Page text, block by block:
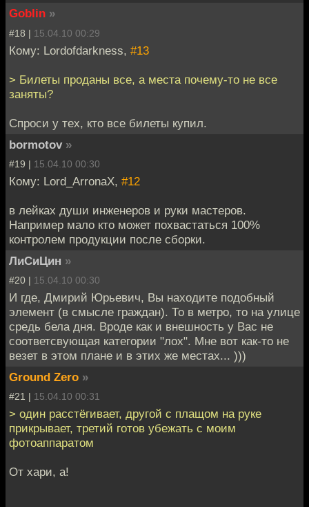
Goblin »
#18 | 15.04.10 00:29
Кому: Lordofdarkness, #13
> Билеты проданы все, а места почему-то не все
заняты?
Спроси у тех, кто все билеты купил.
bormotov »
#19 | 15.04.10 00:30
Кому: Lord_ArronaX, #12
в лейках души инженеров и руки мастеров.
Например мало кто может похвастаться 100%
контролем продукции после сборки.
ЛиСиЦин »
#20 | 15.04.10 00:30
И где, Дмирий Юрьевич, Вы находите подобный
элемент (в смысле граждан). То в метро, то на улице
средь бела дня. Вроде как и внешность у Вас не
соответсвующая категории "лох". Мне вот как-то не
везет в этом плане и в этих же местах... )))
Ground Zero »
#21 | 15.04.10 00:31
> один расстёгивает, другой с плащом на руке
прикрывает, третий готов убежать с моим
фотоаппаратом
От хари, а!